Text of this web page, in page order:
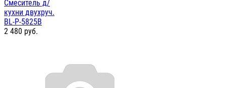
Смеситель д/
кухни двухруч.
BL-P-5825B
2 480 руб.